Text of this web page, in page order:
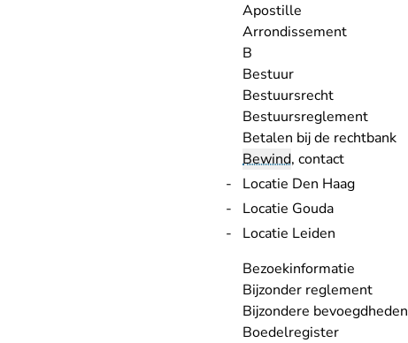
Apostille
Arrondissement
B
Bestuur
Bestuursrecht
Bestuursreglement
Betalen bij de rechtbank
Bewind, contact
Locatie Den Haag
Locatie Gouda
Locatie Leiden
Bezoekinformatie
Bijzonder reglement
Bijzondere bevoegdheden
Boedelregister